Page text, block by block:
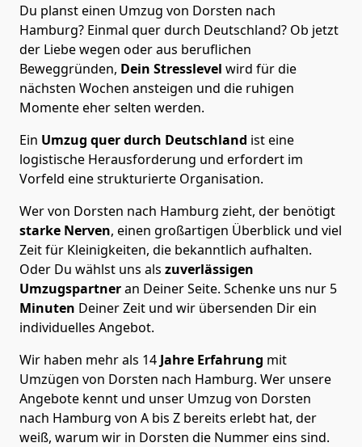
Du planst einen Umzug von Dorsten nach
Hamburg? Einmal quer durch Deutschland? Ob jetzt
der Liebe wegen oder aus beruflichen
Beweggründen, Dein Stresslevel wird für die
nächsten Wochen ansteigen und die ruhigen
Momente eher selten werden.
Ein Umzug quer durch Deutschland ist eine
logistische Herausforderung und erfordert im
Vorfeld eine strukturierte Organisation.
Wer von Dorsten nach Hamburg zieht, der benötigt
starke Nerven, einen großartigen Überblick und viel
Zeit für Kleinigkeiten, die bekanntlich aufhalten.
Oder Du wählst uns als zuverlässigen
Umzugspartneran Deiner Seite. Schenke uns nur 5
Minuten Deiner Zeit und wir übersenden Dir ein
individuelles Angebot.
Wir haben mehr als 14 Jahre Erfahrung mit
Umzügen von Dorsten nach Hamburg. Wer unsere
Angebote kennt und unser Umzug von Dorsten
nach Hamburg von A bis Z bereits erlebt hat, der
weiß, warum wir in Dorsten die Nummer eins sind.